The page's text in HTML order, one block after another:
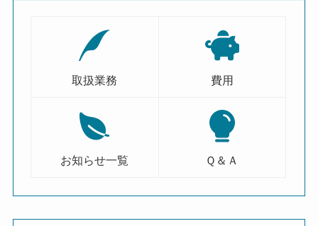
取扱業務 費用
お知らせ一覧 Ｑ＆Ａ